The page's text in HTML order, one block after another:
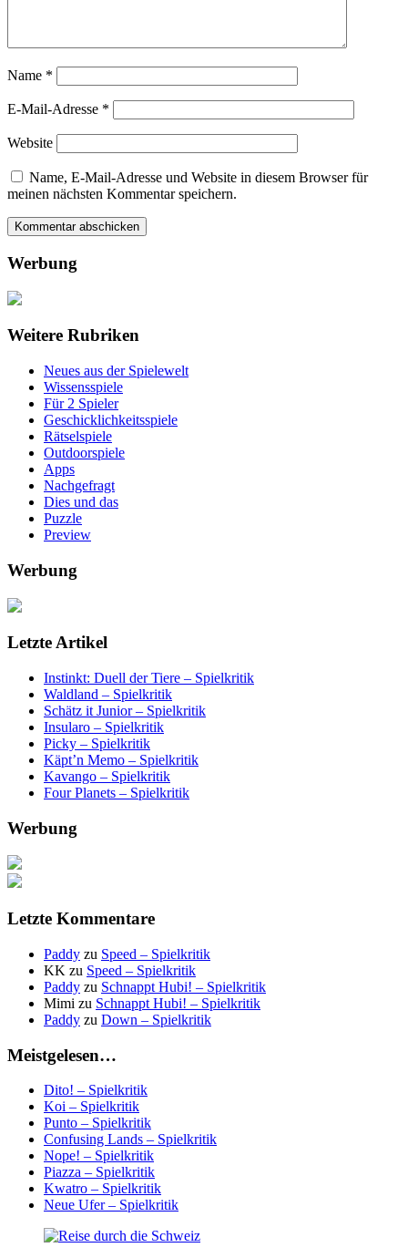
Name *
E-Mail-Adresse *
Website
Name, E-Mail-Adresse und Website in diesem Browser für
meinen nächsten Kommentar speichern.
Werbung
Weitere Rubriken
Neues aus der Spielewelt
Wissensspiele
Für 2 Spieler
Geschicklichkeitsspiele
Rätselspiele
Outdoorspiele
Apps
Nachgefragt
Dies und das
Puzzle
Preview
Werbung
Letzte Artikel
Instinkt: Duell der Tiere – Spielkritik
Waldland – Spielkritik
Schätz it Junior – Spielkritik
Insularo – Spielkritik
Picky – Spielkritik
Käpt’n Memo – Spielkritik
Kavango – Spielkritik
Four Planets – Spielkritik
Werbung
Letzte Kommentare
Paddy zu Speed – Spielkritik
KK zu Speed – Spielkritik
Paddy zu Schnappt Hubi! – Spielkritik
Mimi zu Schnappt Hubi! – Spielkritik
Paddy zu Down – Spielkritik
Meistgelesen…
Dito! – Spielkritik
Koi – Spielkritik
Punto – Spielkritik
Confusing Lands – Spielkritik
Nope! – Spielkritik
Piazza – Spielkritik
Kwatro – Spielkritik
Neue Ufer – Spielkritik